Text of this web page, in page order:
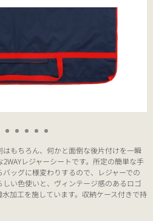
もちろん、何かと面倒な後片付けを一瞬
レジャーシートです。所定の簡単な手
ッグに様変わりするので、レジャーでの
い色使いと、ヴィンテージ感のあるロゴ
加工を施しています。収納ケース付きで持